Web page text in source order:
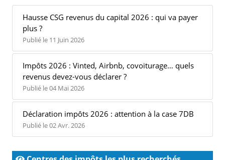
Hausse CSG revenus du capital 2026 : qui va payer
plus ?
Publié le 11 Juin 2026
Impôts 2026 : Vinted, Airbnb, covoiturage… quels
revenus devez-vous déclarer ?
Publié le 04 Mai 2026
Déclaration impôts 2026 : attention à la case 7DB
Publié le 02 Avr. 2026